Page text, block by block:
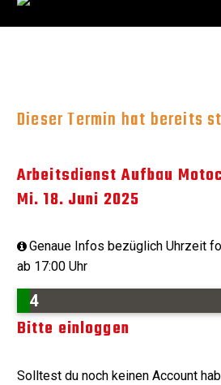
Dieser Termin hat bereits
Arbeitsdienst Aufbau
Mi. 18. Juni 2025
Genaue Infos bezüglich Uhrzeit
ab 17:00 Uhr
4
Bitte einloggen
Solltest du noch keinen Account